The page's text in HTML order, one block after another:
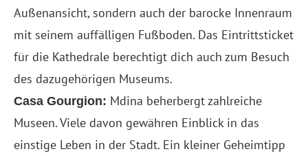
Außenansicht, sondern auch der barocke Innenraum
mit seinem auffälligen Fußboden. Das Eintrittsticket
für die Kathedrale berechtigt dich auch zum Besuch
des dazugehörigen Museums.
Casa Gourgion: Mdina beherbergt zahlreiche
Museen. Viele davon gewähren Einblick in das
einstige Leben in der Stadt. Ein kleiner Geheimtipp